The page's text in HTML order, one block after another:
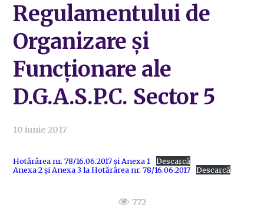
Regulamentului de
Organizare și
Funcționare ale
D.G.A.S.P.C. Sector 5
10 iunie 2017
Hotărârea nr. 78/16.06.2017 și Anexa 1
Descarcă
Anexa 2 și Anexa 3 la Hotărârea nr. 78/16.06.2017
Descarcă
772